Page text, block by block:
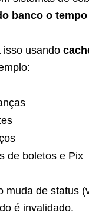
banco o
isso usando
de boletos e Pix
muda de status
é invalidado.